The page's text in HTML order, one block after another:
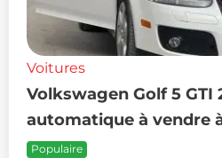
Voitures
Volkswagen Golf 5 GTI
automatique à vendre
Populaire